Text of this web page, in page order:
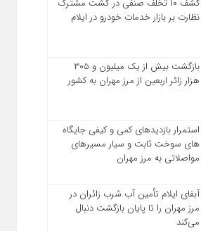
کشف ۱۰ تخلف صنفی در گشت مشترک
نظارت بر بازار خدمات خودرو در ایلام
بازگشت بیش از یک میلیون و ۳۰۵
هزار زائر اربعین از مرز مهران به کشور
استمرار بازدیدهای کمی و کیفی جایگاه‌
های سوخت ثابت و سیار مسیرهای
مواصلاتی به مرز مهران
آبفای ایلام تأمین آب شرب زائران در
مرز مهران را تا پایان بازگشت دنبال
می‌کند